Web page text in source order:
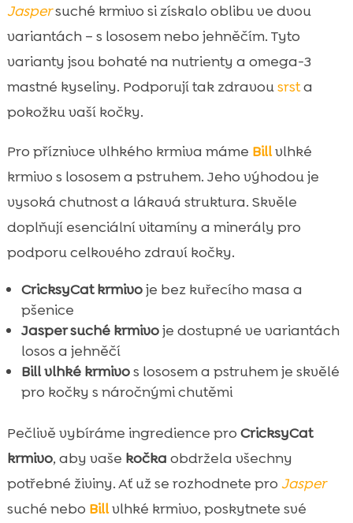
Jaspersuché krmivo si získalo oblibu ve dvou
variantách – s lososem nebo jehněčím. Tyto
varianty jsou bohaté na nutrienty a omega-3
mastné kyseliny. Podporují tak zdravousrsta
pokožku vaší kočky.
Pro příznivce vlhkého krmiva máme Billvlhké
krmivo s lososem a pstruhem. Jeho výhodou je
vysoká chutnost a lákavá struktura. Skvěle
doplňují esenciální vitamíny a minerály pro
podporu celkového zdraví kočky.
CricksyCat krmivoje bez kuřecího masa a
pšenice
Jasper suché krmivoje dostupné ve variantách
losos a jehněčí
Bill vlhké krmivos lososem a pstruhem je skvělé
pro kočky s náročnými chutěmi
Pečlivě vybíráme ingredience pro CricksyCat
krmivo, aby vaše kočka obdržela všechny
potřebné živiny. Ať už se rozhodnete pro Jasper
suché nebo Billvlhké krmivo, poskytnete své